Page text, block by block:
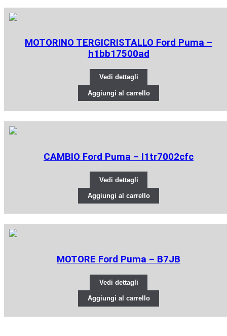
MOTORINO TERGICRISTALLO Ford Puma –
h1bb17500ad
Vedi dettagli
Aggiungi al carrello
CAMBIO Ford Puma – l1tr7002cfc
Vedi dettagli
Aggiungi al carrello
MOTORE Ford Puma – B7JB
Vedi dettagli
Aggiungi al carrello